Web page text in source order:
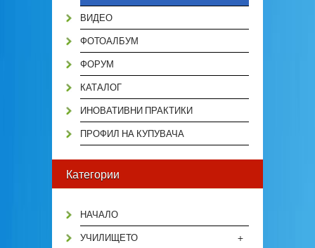
ВИДЕО
ФОТОАЛБУМ
ФОРУМ
КАТАЛОГ
ИНОВАТИВНИ ПРАКТИКИ
ПРОФИЛ НА КУПУВАЧА
Категории
НАЧАЛО
+
УЧИЛИЩЕТО